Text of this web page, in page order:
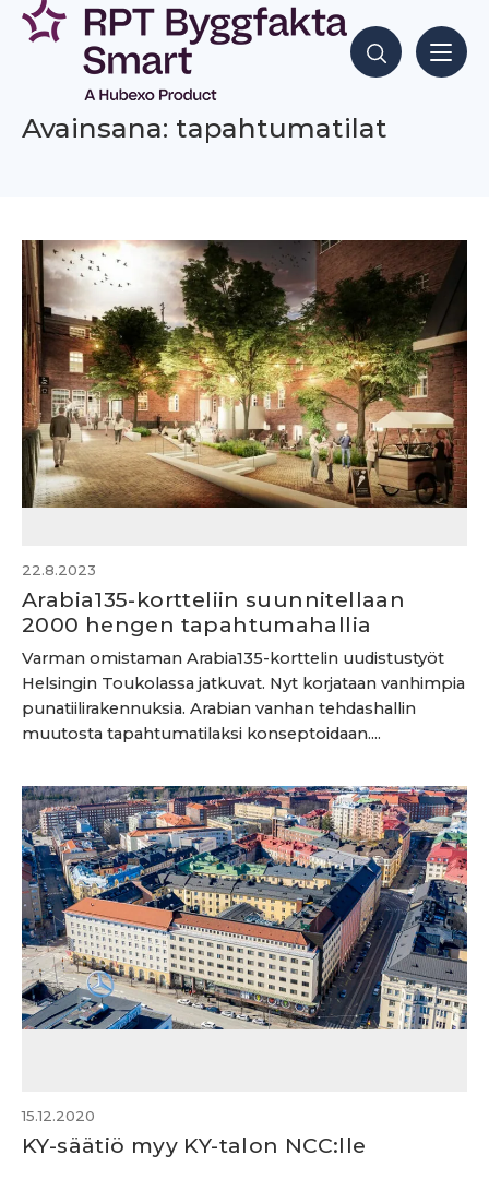
Siirry
sisältöön
Hae sisältöjä
Avainsana: tapahtumatilat
22.8.2023
Arabia135-kortteliin suunnitellaan
2000 hengen tapahtumahallia
Varman omistaman Arabia135-korttelin uudistustyöt
Helsingin Toukolassa jatkuvat. Nyt korjataan vanhimpia
punatiilirakennuksia. Arabian vanhan tehdashallin
muutosta tapahtumatilaksi konseptoidaan....
15.12.2020
KY-säätiö myy KY-talon NCC:lle